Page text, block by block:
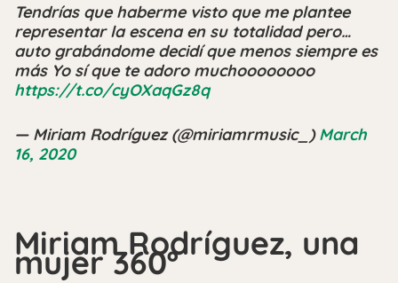
Tendrías que haberme visto que me plantee
representar la escena en su totalidad pero…
auto grabándome decidí que menos siempre es
más Yo sí que te adoro muchoooooooo
https://t.co/cyOXaqGz8q
— Miriam Rodríguez (@miriamrmusic_)March
16, 2020
Miriam Rodríguez, una
mujer 360º